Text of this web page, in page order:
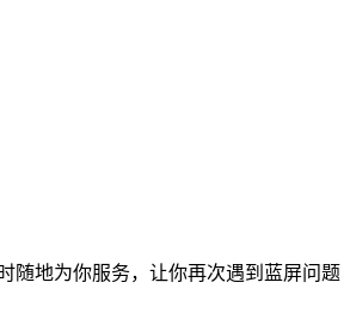
随地为你服务，让你再次遇到蓝屏问题